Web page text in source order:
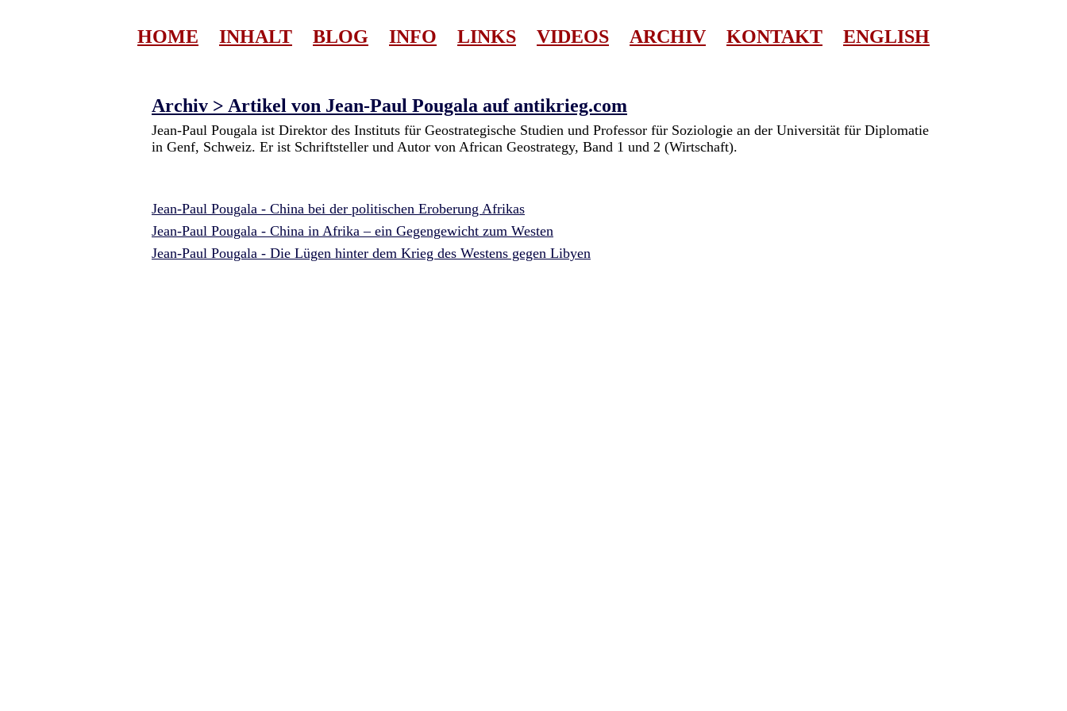
HOME INHALT BLOG INFO LINKS VIDEOS ARCHIV KONTAKT ENGLISH
Archiv > Artikel von Jean-Paul Pougala auf antikrieg.com
Jean-Paul Pougala ist Direktor des Instituts für Geostrategische Studien und Professor für Soziologie an der Universität für Diplomatie
in Genf, Schweiz. Er ist Schriftsteller und Autor von African Geostrategy, Band 1 und 2 (Wirtschaft).
Jean-Paul Pougala - China bei der politischen Eroberung Afrikas
Jean-Paul Pougala - China in Afrika – ein Gegengewicht zum Westen
Jean-Paul Pougala - Die Lügen hinter dem Krieg des Westens gegen Libyen